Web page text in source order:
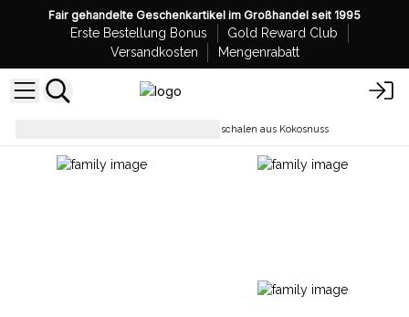
Fair gehandelte Geschenkartikel im Großhandel seit 1995
Erste Bestellung Bonus
Gold Reward Club
Versandkosten
Mengenrabatt
Seifenschalen aus Kokosnuss